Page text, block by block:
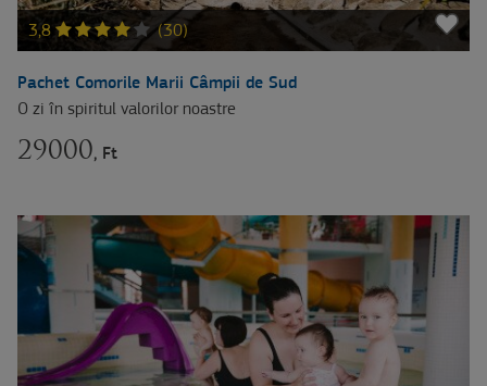
3,8 (30)
Pachet Comorile Marii Câmpii de Sud
O zi în spiritul valorilor noastre
29000, Ft